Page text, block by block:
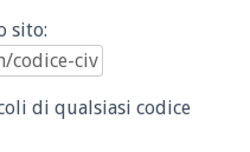
sito:
di qualsiasi codice